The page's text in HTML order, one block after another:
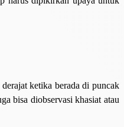
ketika berada di puncak
bisa diobservasi khasiat atau